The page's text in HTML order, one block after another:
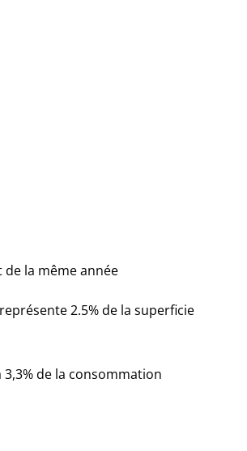
de la même année
2.5% de la superficie
de la consommation